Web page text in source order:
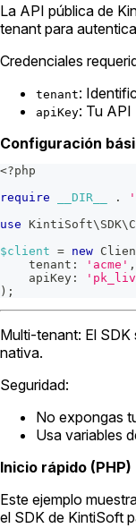
La API pública de
tenant para
Credenciales
tenant:
apiKey: Tu API
Configuración
<?php
require
__DIR__ .
use KintiSoft\ SDK\
$client = new
tenant : 'acme' ,
apiKey :
) ;
Multi-tenant: El
nativa.
Seguridad:
No expongas
Usa variables
Inicio rápido (PHP)
Este ejemplo
el SDK de KintiSoft